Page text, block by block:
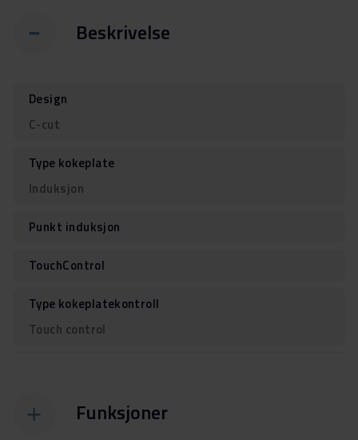
Beskrivelse
Design
C-cut
Type kokeplate
Induksjon
Punkt induksjon
TouchControl
Type kokeplatekontroll
Touch control
Funksjoner